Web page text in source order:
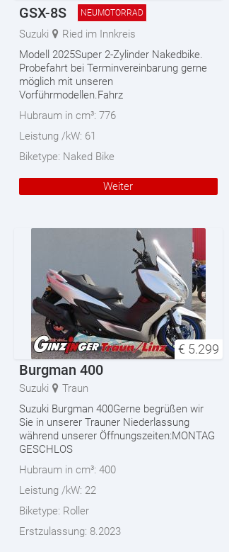
GSX-8S NEUMOTORRAD
Suzuki
Ried im Innkreis
Modell 2025Super 2-Zylinder Nakedbike.
Probefahrt bei Terminvereinbarung gerne
möglich mit unseren
Vorführmodellen.Fahrz
Hubraum in cm³: 776
Leistung /kW: 61
Biketype: Naked Bike
Weiter
€ 5.299
Burgman 400
Suzuki
Traun
Suzuki Burgman 400Gerne begrüßen wir
Sie in unserer Trauner Niederlassung
während unserer Öffnungszeiten:MONTAG
GESCHLOS
Hubraum in cm³: 400
Leistung /kW: 22
Biketype: Roller
Erstzulassung: 8.2023